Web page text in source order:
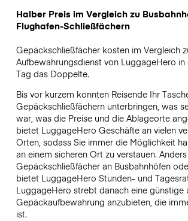
Halber Preis im Vergleich zu
Flughafen-Schließfächern
Gepäckschließfächer kosten im Vergleich
Aufbewahrungsdienst von LuggageHero in
Tag das Doppelte.
Bis vor kurzem konnten Reisende Ihr
Gepäckschließfächern unterbringen, was
war, was die Preise und die Ablageorte
bietet LuggageHero Geschäfte an vielen
Orten, sodass Sie immer die Möglichkeit
an einem sicheren Ort zu verstauen.
Gepäckschließfächer an Busbahnhöfen
bietet LuggageHero Stunden- und
LuggageHero strebt danach eine günstige
Gepäckaufbewahrung anzubieten, die
ist.